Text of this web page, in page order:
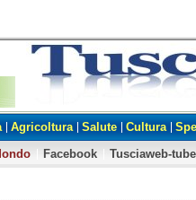
Agricoltura Salute Cultura
Facebook Tusciaweb-tube